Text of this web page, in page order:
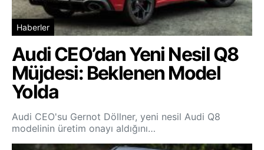
Haberler
Audi CEO’dan Yeni Nesil Q8
Müjdesi: Beklenen Model
Yolda
Audi CEO'su Gernot Döllner, yeni nesil Audi Q8
modelinin üretim onayı aldığını…